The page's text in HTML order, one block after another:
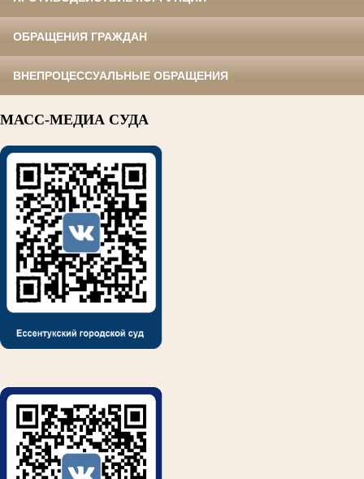
ОБРАЩЕНИЯ ГРАЖДАН
ВНЕПРОЦЕССУАЛЬНЫЕ ОБРАЩЕНИЯ
МАСС-МЕДИА СУДА